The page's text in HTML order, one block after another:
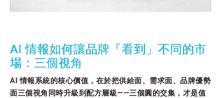
AI 情報如何讓品牌「看到」不同的市
場：三個視角
AI 情報系統的核心價值，在於把供給面、需求面、品牌優勢
面三個視角同時升級到配方層級——三個圓的交集，才是值